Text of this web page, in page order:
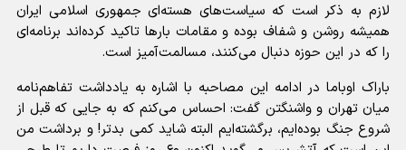
لازم به ذکر است که سیاست‌های هسته‌ای جمهوری اسلامی ایران
همیشه روشن و شفاف بوده و مقامات بارها تاکید کرده‌اند برنامه‌ای
را که در این حوزه دنبال می‌کنند، مسالمت‌آمیز است.
باراک اوباما در ادامه این مصاحبه با اشاره به یادداشت تفاهم‌نامه
میان تهران و واشنگتن گفت: احساس می‌کنم که به جایی که قبل از
شروع جنگ بوده‌ایم، برگشته‌ایم البته شاید کمی بدتر! و برداشت من